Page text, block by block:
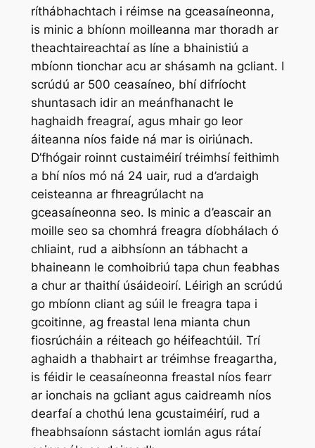
ríthábhachtach i réimse na gceasaíneonna,
is minic a bhíonn moilleanna mar thoradh ar
theachtaireachtaí as líne a bhainistiú a
mbíonn tionchar acu ar shásamh na gcliant. I
scrúdú ar 500 ceasaíneo, bhí difríocht
shuntasach idir an meánfhanacht le
haghaidh freagraí, agus mhair go leor
áiteanna níos faide ná mar is oiriúnach.
D’fhógair roinnt custaiméirí tréimhsí feithimh
a bhí níos mó ná 24 uair, rud a d’ardaigh
ceisteanna ar fhreagrúlacht na
gceasaíneonna seo. Is minic a d’eascair an
moille seo sa chomhrá freagra díobhálach ó
chliaint, rud a aibhsíonn an tábhacht a
bhaineann le comhoibriú tapa chun feabhas
a chur ar thaithí úsáideoirí. Léirigh an scrúdú
go mbíonn cliant ag súil le freagra tapa i
gcoitinne, ag freastal lena mianta chun
fiosrúcháin a réiteach go héifeachtúil. Trí
aghaidh a thabhairt ar tréimhse freagartha,
is féidir le ceasaíneonna freastal níos fearr
ar ionchais na gcliant agus caidreamh níos
dearfaí a chothú lena gcustaiméirí, rud a
fheabhsaíonn sástacht iomlán agus rátaí